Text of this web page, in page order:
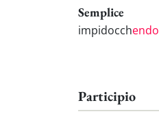
Semplice
impidocchendo
Participio